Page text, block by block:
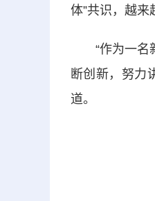
体”共识，越来
“作为一名新
断创新，努力
道。